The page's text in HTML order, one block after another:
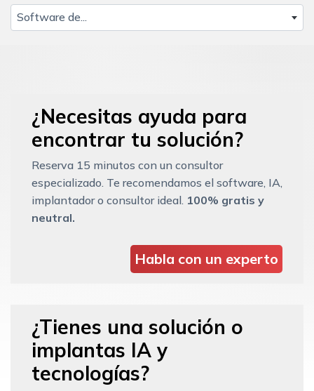
Software de...
¿Necesitas ayuda para
encontrar tu solución?
Reserva 15 minutos con un consultor
especializado. Te recomendamos el software, IA,
implantador o consultor ideal. 100% gratis y
neutral.
Habla con un experto
¿Tienes una solución o
implantas IA y
tecnologías?